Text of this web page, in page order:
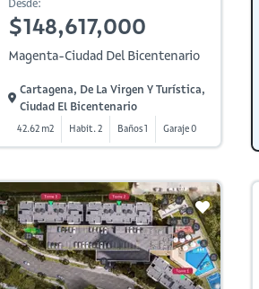
Desde:
$148,617,000
Magenta-Ciudad Del Bicentenario
Cartagena, De La Virgen Y Turística,
Ciudad El Bicentenario
42.62 m2 Habit. 2 Baños 1 Garaje 0